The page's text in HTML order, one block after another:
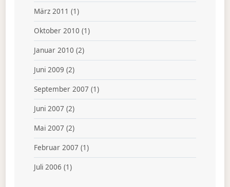
März 2011 (1)
Oktober 2010 (1)
Januar 2010 (2)
Juni 2009 (2)
September 2007 (1)
Juni 2007 (2)
Mai 2007 (2)
Februar 2007 (1)
Juli 2006 (1)